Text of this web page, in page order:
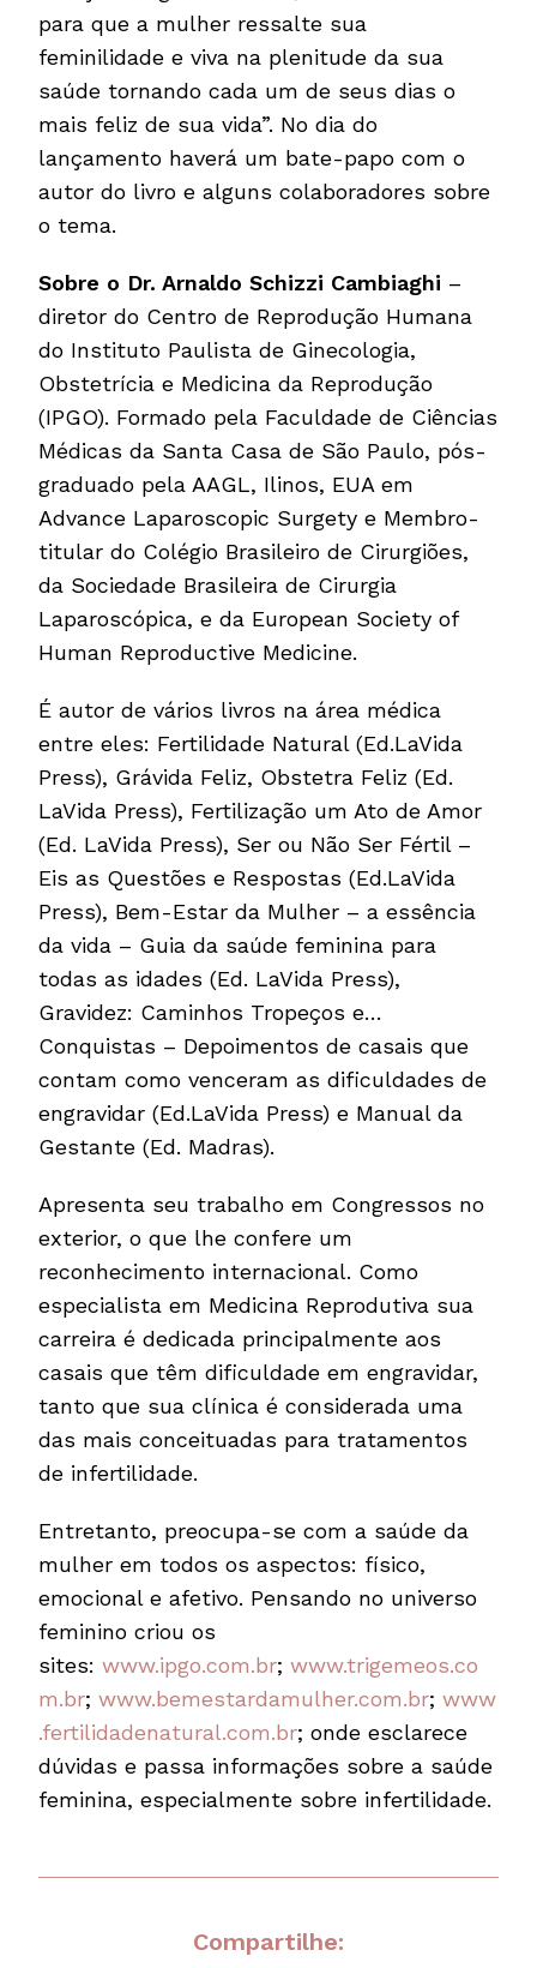
para que a mulher ressalte sua
feminilidade e viva na plenitude da sua
saúde tornando cada um de seus dias o
mais feliz de sua vida”. No dia do
lançamento haverá um bate-papo com o
autor do livro e alguns colaboradores sobre
o tema.
Sobre o Dr. Arnaldo Schizzi Cambiaghi –
diretor do Centro de Reprodução Humana
do Instituto Paulista de Ginecologia,
Obstetrícia e Medicina da Reprodução
(IPGO). Formado pela Faculdade de Ciências
Médicas da Santa Casa de São Paulo, pós-
graduado pela AAGL, Ilinos, EUA em
Advance Laparoscopic Surgety e Membro-
titular do Colégio Brasileiro de Cirurgiões,
da Sociedade Brasileira de Cirurgia
Laparoscópica, e da European Society of
Human Reproductive Medicine.
É autor de vários livros na área médica
entre eles: Fertilidade Natural (Ed.LaVida
Press), Grávida Feliz, Obstetra Feliz (Ed.
LaVida Press), Fertilização um Ato de Amor
(Ed. LaVida Press), Ser ou Não Ser Fértil –
Eis as Questões e Respostas (Ed.LaVida
Press), Bem-Estar da Mulher – a essência
da vida – Guia da saúde feminina para
todas as idades (Ed. LaVida Press),
Gravidez: Caminhos Tropeços e…
Conquistas – Depoimentos de casais que
contam como venceram as dificuldades de
engravidar (Ed.LaVida Press) e Manual da
Gestante (Ed. Madras).
Apresenta seu trabalho em Congressos no
exterior, o que lhe confere um
reconhecimento internacional. Como
especialista em Medicina Reprodutiva sua
carreira é dedicada principalmente aos
casais que têm dificuldade em engravidar,
tanto que sua clínica é considerada uma
das mais conceituadas para tratamentos
de infertilidade.
Entretanto, preocupa-se com a saúde da
mulher em todos os aspectos: físico,
emocional e afetivo. Pensando no universo
feminino criou os
sites:www.ipgo.com.br;www.trigemeos.co
m.br;www.bemestardamulher.com.br;www
.fertilidadenatural.com.br; onde esclarece
dúvidas e passa informações sobre a saúde
feminina, especialmente sobre infertilidade.
Compartilhe: